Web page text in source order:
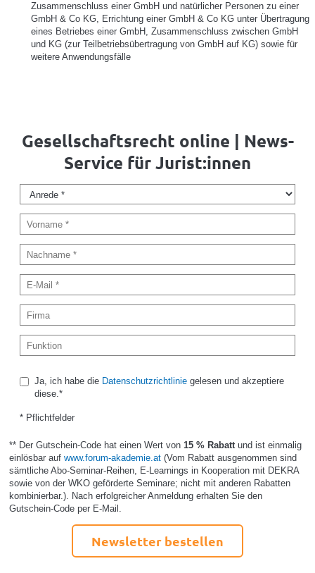
Zusammenschluss einer GmbH und natürlicher Personen zu einer
GmbH & Co KG, Errichtung einer GmbH & Co KG unter Übertragung
eines Betriebes einer GmbH, Zusammenschluss zwischen GmbH
und KG (zur Teilbetriebsübertragung von GmbH auf KG) sowie für
weitere Anwendungsfälle
Gesellschaftsrecht online | News-
Service für Jurist:innen
Ja, ich habe die Datenschutzrichtliniegelesen und akzeptiere
diese.*
* Pflichtfelder
** Der Gutschein-Code hat einen Wert von 15 % Rabatt und ist einmalig
einlösbar auf www.forum-akademie.at(Vom Rabatt ausgenommen sind
sämtliche Abo-Seminar-Reihen, E-Learnings in Kooperation mit DEKRA
sowie von der WKO geförderte Seminare; nicht mit anderen Rabatten
kombinierbar.). Nach erfolgreicher Anmeldung erhalten Sie den
Gutschein-Code per E-Mail.
Newsletter bestellen